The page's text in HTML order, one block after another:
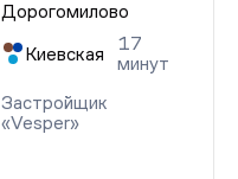
Дорогомилово
Киевская
17
минут
Застройщик
«Vesper»